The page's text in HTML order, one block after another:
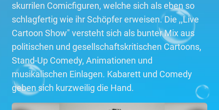
skurrilen Comicfiguren, welche sich als eben so
schlagfertig wie ihr Schöpfer erweisen. Die ,,Live
Cartoon Show" versteht sich als bunter Mix aus
politischen und gesellschaftskritischen Cartoons,
Stand-Up Comedy, Animationen und
musikalischen Einlagen. Kabarett und Comedy
geben sich kurzweilig die Hand.